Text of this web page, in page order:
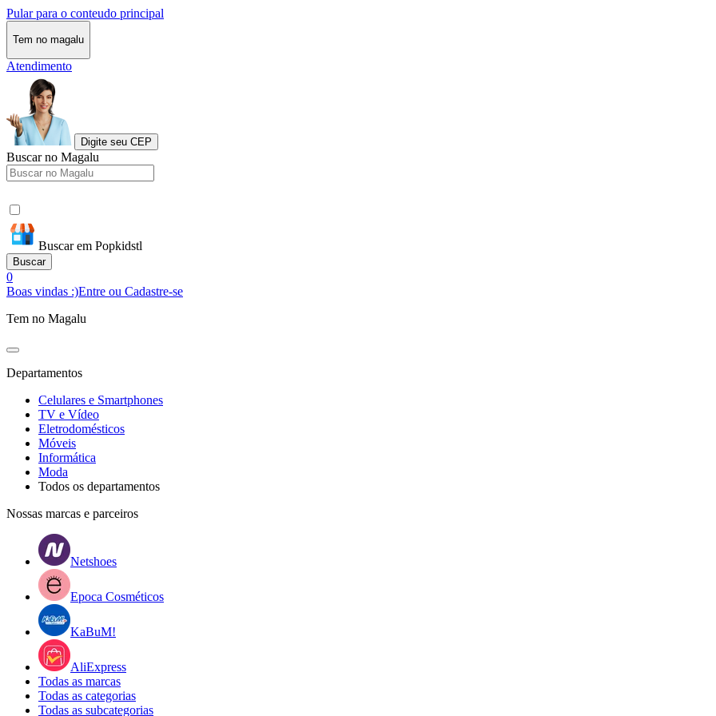
Pular para o conteudo principal
Tem no magalu
Atendimento
Digite seu CEP
Buscar no Magalu
Buscar em Popkidstl
Buscar
0
Boas vindas :)Entre ou Cadastre-se
Tem no Magalu
Departamentos
Celulares e Smartphones
TV e Vídeo
Eletrodomésticos
Móveis
Informática
Moda
Todos os departamentos
Nossas marcas e parceiros
Netshoes
Epoca Cosméticos
KaBuM!
AliExpress
Todas as marcas
Todas as categorias
Todas as subcategorias